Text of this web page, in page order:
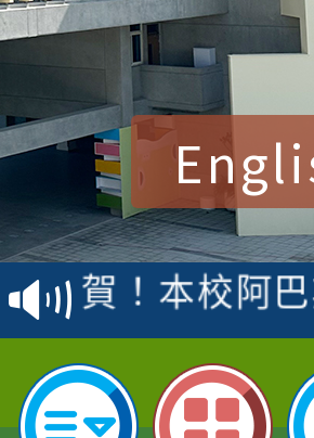
賀！本校參
賽 洪綺君教
名
賀！本校阿
倩參加桃園
名 指導老師
賀！本校四
園市英語競
賀！本校參